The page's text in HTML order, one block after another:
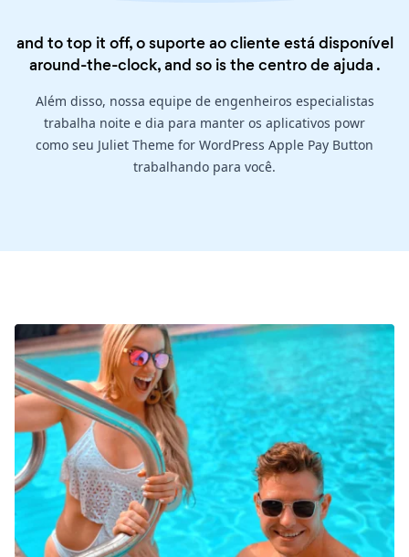
and to top it off, o suporte ao cliente está disponível
around-the-clock, and so is thecentro de ajuda .
Além disso, nossa equipe de engenheiros especialistas
trabalha noite e dia para manter os aplicativos powr
como seu Juliet Theme for WordPress Apple Pay Button
trabalhando para você.